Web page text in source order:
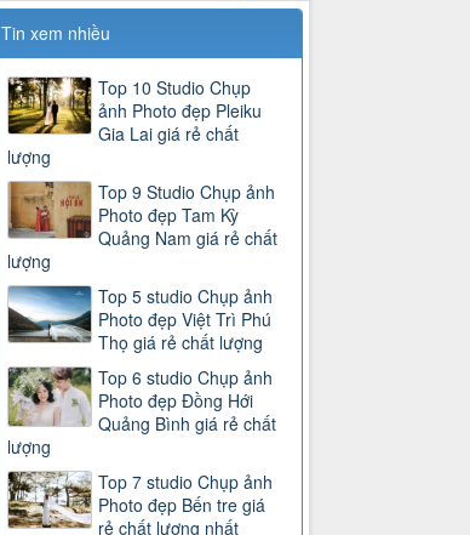
Tin xem nhiều
Top 10 Studio Chụp
ảnh Photo đẹp Pleiku
Gia Lai giá rẻ chất
lượng
Top 9 Studio Chụp ảnh
Photo đẹp Tam Kỳ
Quảng Nam giá rẻ chất
lượng
Top 5 studio Chụp ảnh
Photo đẹp Việt Trì Phú
Thọ giá rẻ chất lượng
Top 6 studio Chụp ảnh
Photo đẹp Đồng Hới
Quảng Bình giá rẻ chất
lượng
Top 7 studio Chụp ảnh
Photo đẹp Bến tre giá
rẻ chất lượng nhất